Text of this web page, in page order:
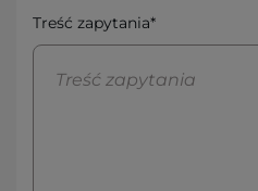
Treść zapytania*